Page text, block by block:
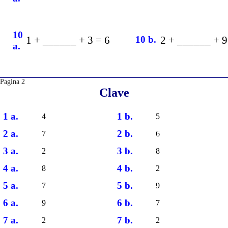
10
a.
1 + ______ + 3 = 6 10 b. 2 + ______ +
Pagina 2
Clave
1 a. 4 1 b. 5
2 a. 7 2 b. 6
3 a. 2 3 b. 8
4 a. 8 4 b. 2
5 a. 7 5 b. 9
6 a. 9 6 b. 7
7 a. 2 7 b. 2